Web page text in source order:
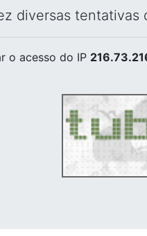
diversas tentativas
o acesso do IP